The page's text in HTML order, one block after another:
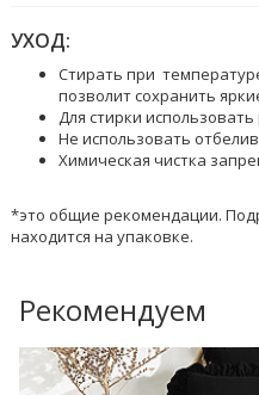
УХОД:
Стирать при
позволит сохранить
Для стирки
Не использовать
Химическая чистка
*это общие рекомендации.
находится на упаковке.
Рекомендуем